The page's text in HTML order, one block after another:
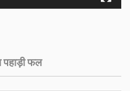
पहाड़ी फल